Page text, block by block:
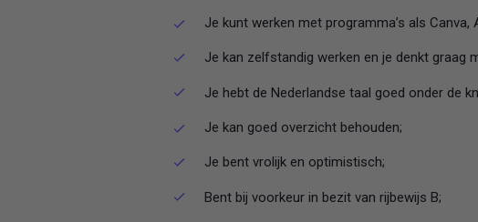
Je kunt werken met programma’s als
Je kan zelfstandig werken en je denkt graag
Je hebt de Nederlandse taal goed onder de
Je kan goed overzicht behouden;
Je bent vrolijk en optimistisch;
Bent bij voorkeur in bezit van rijbewijs B;